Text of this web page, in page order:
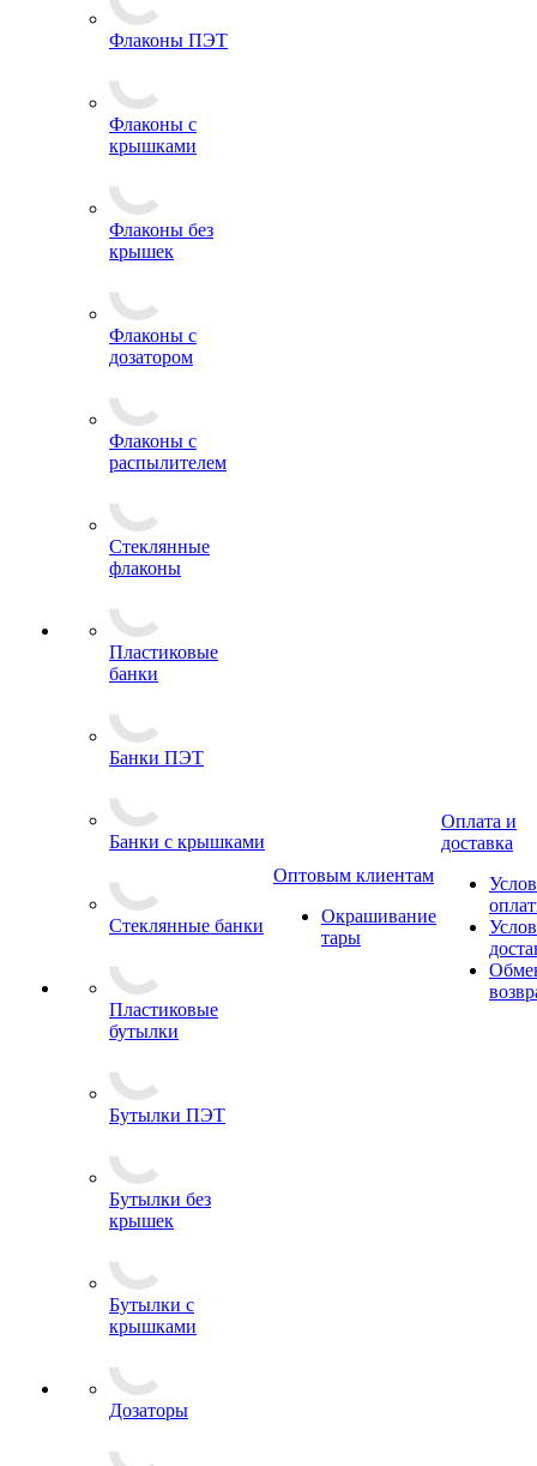
Флаконы ПЭТ
Флаконы с
крышками
Флаконы без
крышек
Флаконы с
дозатором
Флаконы с
распылителем
Стеклянные
флаконы
Пластиковые
банки
Банки ПЭТ
Банки с крышками
Стеклянные банки
Пластиковые
бутылки
Бутылки ПЭТ
Бутылки без
крышек
Бутылки с
крышками
Дозаторы
Оптовым клиентам
Окрашивание
тары
Оплата и
доставка